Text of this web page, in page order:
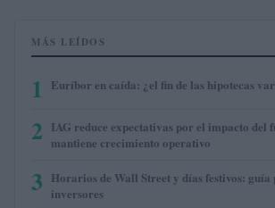
MÁS LEÍDOS
1 Euríbor en caída: ¿el fin de las hipotecas
2 IAG reduce expectativas por el impacto del
mantiene crecimiento operativo
3 Horarios de Wall Street y días festivos:
inversores